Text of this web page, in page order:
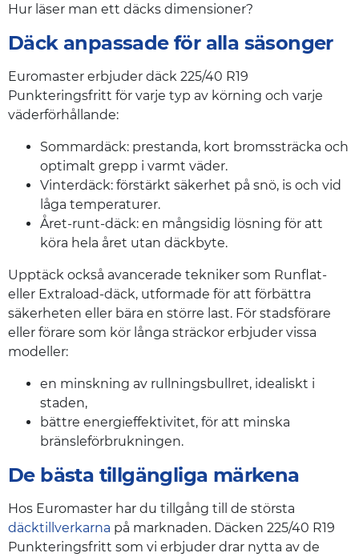
Hur läser man ett däcks dimensioner?
Däck anpassade för alla säsonger
Euromaster erbjuder däck 225/40 R19
Punkteringsfritt för varje typ av körning och varje
väderförhållande:
Sommardäck: prestanda, kort bromssträcka och
optimalt grepp i varmt väder.
Vinterdäck: förstärkt säkerhet på snö, is och vid
låga temperaturer.
Året-runt-däck: en mångsidig lösning för att
köra hela året utan däckbyte.
Upptäck också avancerade tekniker som Runflat-
eller Extraload-däck, utformade för att förbättra
säkerheten eller bära en större last. För stadsförare
eller förare som kör långa sträckor erbjuder vissa
modeller:
en minskning av rullningsbullret, idealiskt i
staden,
bättre energieffektivitet, för att minska
bränsleförbrukningen.
De bästa tillgängliga märkena
Hos Euromaster har du tillgång till de största
däcktillverkarna på marknaden. Däcken 225/40 R19
Punkteringsfritt som vi erbjuder drar nytta av de